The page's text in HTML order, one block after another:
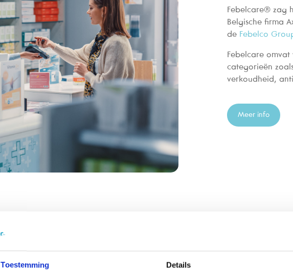
Toestemming Details
Febelcare® zag
Belgische firma
de Febelco
Febelcare
categorieën
verkoudheid,
Meer info
in het apothekerskanaal.